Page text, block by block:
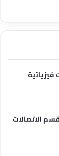
الاتصالات